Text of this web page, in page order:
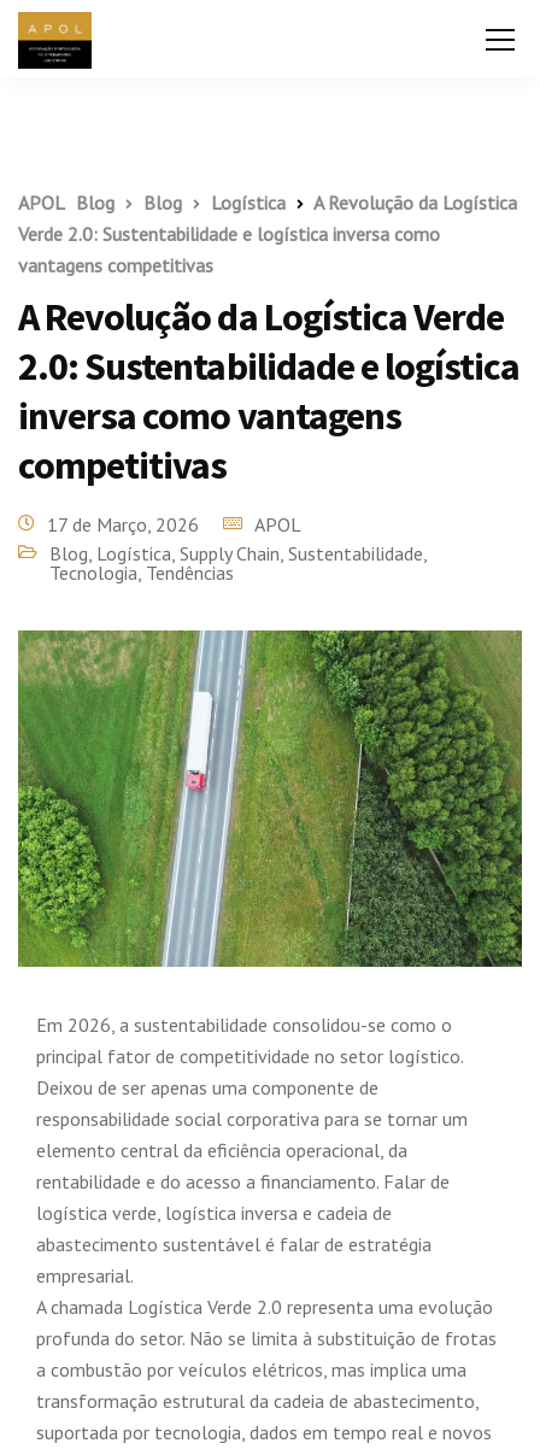
APOL Blog Blog Logística
A Revolução da Logística
Verde 2.0: Sustentabilidade e logística inversa como
vantagens competitivas
A Revolução da Logística Verde
2.0: Sustentabilidade e logística
inversa como vantagens
competitivas
17 de Março, 2026
APOL
Blog, Logística, Supply Chain, Sustentabilidade,
Tecnologia, Tendências
Em 2026, a sustentabilidade consolidou-se como o
principal fator de competitividade no setor logístico.
Deixou de ser apenas uma componente de
responsabilidade social corporativa para se tornar um
elemento central da eficiência operacional, da
rentabilidade e do acesso a financiamento. Falar de
logística verde, logística inversa e cadeia de
abastecimento sustentável é falar de estratégia
empresarial.
A chamada Logística Verde 2.0 representa uma evolução
profunda do setor. Não se limita à substituição de frotas
a combustão por veículos elétricos, mas implica uma
transformação estrutural da cadeia de abastecimento,
suportada por tecnologia, dados em tempo real e novos